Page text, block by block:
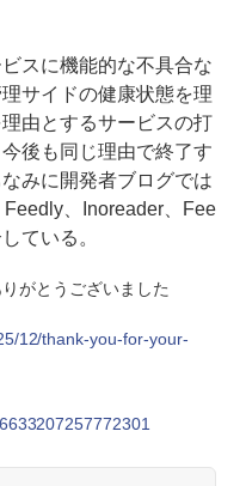
スに機能的な不具合な
サイドの健康状態を理
由とするサービスの打
後も同じ理由で終了す
みに開発者ブログでは
、Inoreader、Fee
ている。
がとうございました
12/thank-you-for-your-